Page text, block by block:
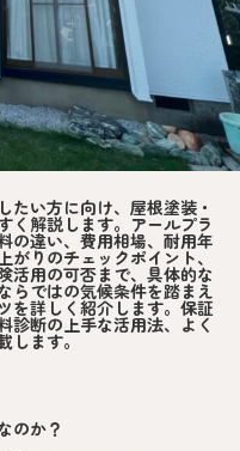
たい方に向け、屋根塗装・
く解説します。アールプラ
の違い、費用相場、耐用年
りのチェックポイント、
活用の可否まで、具体的な
らではの気候条件を踏まえ
を詳しく紹介します。保証
診断の上手な活用法、よく
ます。
のか？